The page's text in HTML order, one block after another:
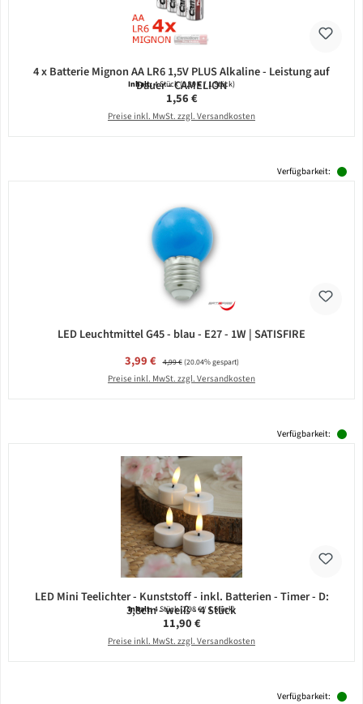
4 x Batterie Mignon AA LR6 1,5V PLUS Alkaline - Leistung auf
Dauer - CAMELION
Inhalt:4 Stück(0,39 € / 1 Stück)
Regulärer Preis:
1,56 €
Preise inkl. MwSt. zzgl. Versandkosten
Verfügbarkeit:
LED Leuchtmittel G45 - blau - E27 - 1W | SATISFIRE
Verkaufspreis:
3,99 € Regulärer Preis:
4,99 €(20.04% gespart)
Preise inkl. MwSt. zzgl. Versandkosten
Verfügbarkeit:
LED Mini Teelichter - Kunststoff - inkl. Batterien - Timer - D:
3,8cm - weiß - 4 Stück
Inhalt:4 Stück(2,98 € / 1 Stück)
Regulärer Preis:
11,90 €
Preise inkl. MwSt. zzgl. Versandkosten
Verfügbarkeit: